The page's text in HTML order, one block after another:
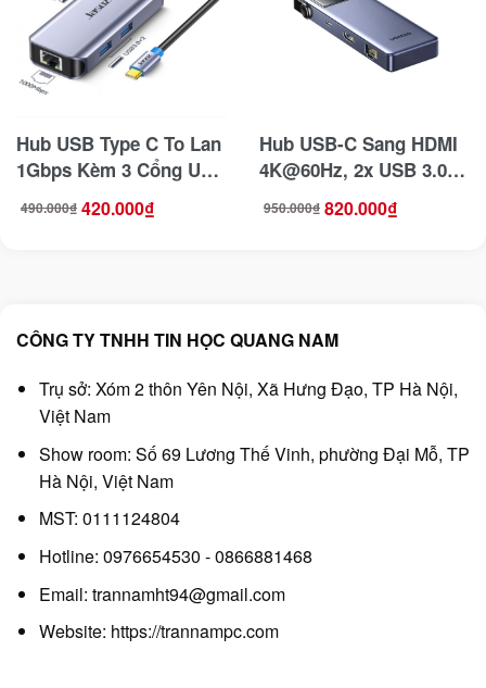
Hub USB Type C To Lan
1Gbps Kèm 3 Cổng USB
490.000₫
Giá
gốc 420.000₫
Giá
hiện
Hub USB-C Sang HDMI
4K@60Hz, 2x USB 3.0,
1x RJ45 1Gbps, PD
950.000₫
Giá
gốc 820.000₫
Giá
hiện
CÔNG TY TNHH TIN HỌC QUANG NAM
Trụ sở: Xóm 2 thôn Yên Nội, Xã Hưng Đạo, TP Hà Nội,
Việt Nam
Show room: Số 69 Lương Thế Vinh, phường Đại Mỗ, TP
Hà Nội, Việt Nam
MST: 0111124804
Hotline: 0976654530 - 0866881468
Email: trannamht94@gmail.com
Website: https://trannampc.com